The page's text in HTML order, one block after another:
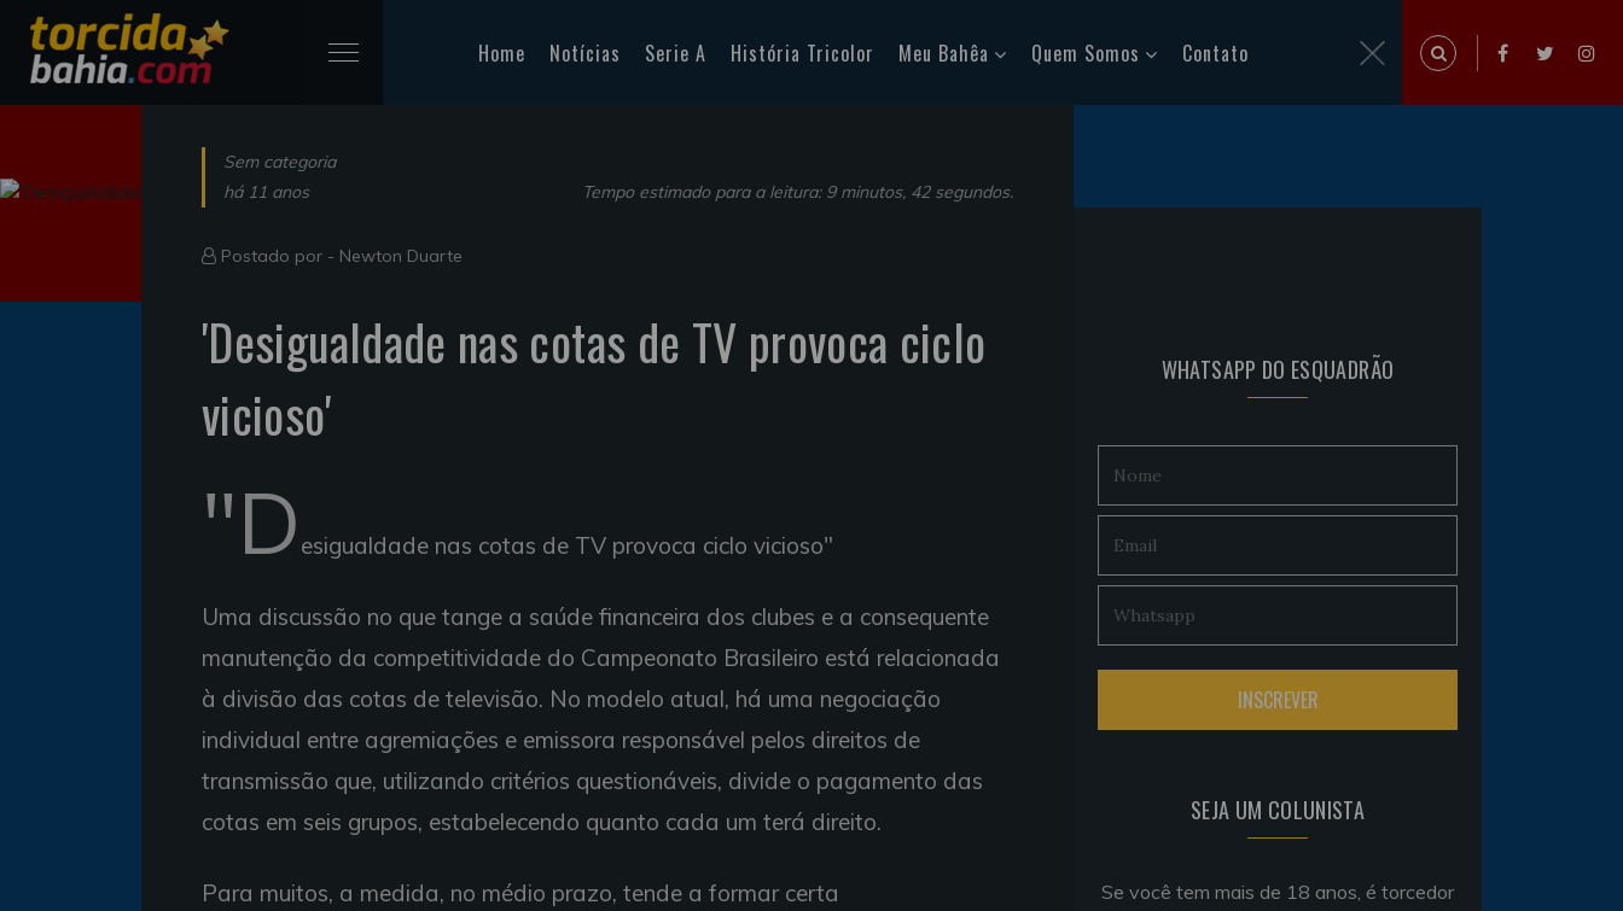
Home Notícias Serie A História Tricolor Meu Bahêa Quem Somos Contato
Sem categoria
há 11 anos
Tempo estimado para a leitura: 9 minutos, 42 segundos.
Postado por - Newton Duarte
'Desigualdade nas cotas de TV provoca ciclo
vicioso'
"D esigualdade nas cotas de TV provoca ciclo vicioso"
Uma discussão no que tange a saúde financeira dos clubes e a consequente
manutenção da competitividade do Campeonato Brasileiro está relacionada
à divisão das cotas de televisão. No modelo atual, há uma negociação
individual entre agremiações e emissora responsável pelos direitos de
transmissão que, utilizando critérios questionáveis, divide o pagamento das
cotas em seis grupos, estabelecendo quanto cada um terá direito.
Para muitos, a medida, no médio prazo, tende a formar certa
WHATSAPP DO ESQUADRÃO
SEJA UM COLUNISTA
Se você tem mais de 18 anos, é torcedor